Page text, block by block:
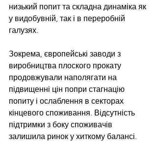
низький попит та складна динаміка як
у видобувній, так і в переробній
галузях.
Зокрема, європейські заводи з
виробництва плоского прокату
продовжували наполягати на
підвищенні цін попри стагнацію
попиту і ослаблення в секторах
кінцевого споживання. Відсутність
підтримки з боку споживачів
залишила ринок у хиткому балансі.